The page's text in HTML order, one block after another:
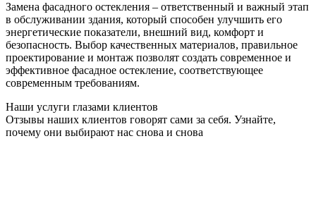
Замена фасадного остекления – ответственный и важный этап
в обслуживании здания, который способен улучшить его
энергетические показатели, внешний вид, комфорт и
безопасность. Выбор качественных материалов, правильное
проектирование и монтаж позволят создать современное и
эффективное фасадное остекление, соответствующее
современным требованиям.
Наши услуги глазами клиентов
Отзывы наших клиентов говорят сами за себя. Узнайте,
почему они выбирают нас снова и снова